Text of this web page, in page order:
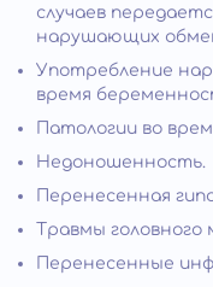
случаев
нарушающих
Употребление
время
Патологии во
Недоношенность.
Перенесенная
Травмы головного
Перенесенные